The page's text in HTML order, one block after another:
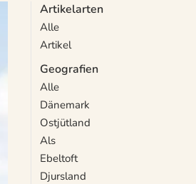
Artikelarten
Alle
Artikel
Geografien
Alle
Dänemark
Ostjütland
Als
Ebeltoft
Djursland